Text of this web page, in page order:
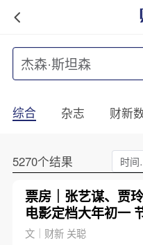
综合 杂志 财新
5270个结果
票房｜张艺谋、贾
电影定档大年初一
票房疲软
文｜财新 关聪